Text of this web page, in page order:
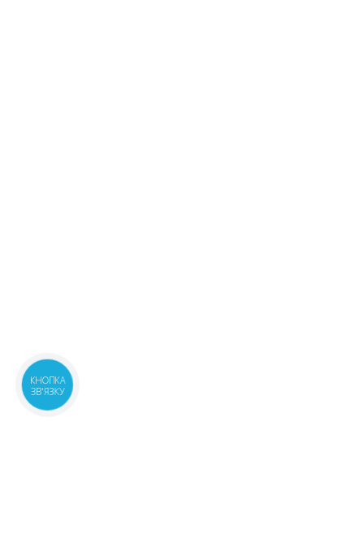
КНОПКА
ЗВ'ЯЗКУ